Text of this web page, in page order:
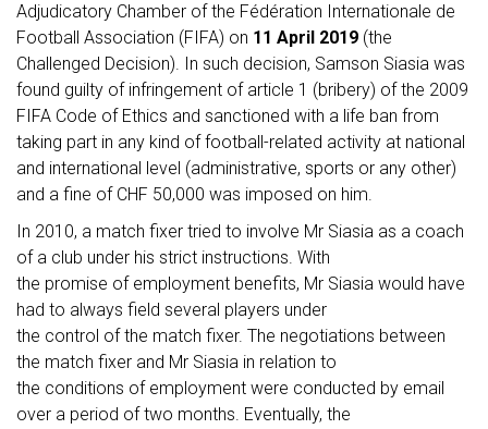
Adjudicatory Chamber of the Fédération Internationale de
Football Association (FIFA) on 11 April 2019 (the
Challenged Decision). In such decision, Samson Siasia was
found guilty of infringement of article 1 (bribery) of the 2009
FIFA Code of Ethics and sanctioned with a life ban from
taking part in any kind of football-related activity at national
and international level (administrative, sports or any other)
and a fine of CHF 50,000 was imposed on him.
In 2010, a match fixer tried to involve Mr Siasia as a coach
of a club under his strict instructions. With
the promise of employment benefits, Mr Siasia would have
had to always field several players under
the control of the match fixer. The negotiations between
the match fixer and Mr Siasia in relation to
the conditions of employment were conducted by email
over a period of two months. Eventually, the